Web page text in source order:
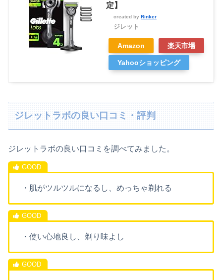
定】
created by Rinker
ジレット
Amazon 楽天市場
Yahooショッピング
ジレットラボの良い口コミ・評判
ジレットラボの良い口コミを調べてみました。
・肌がツルツルになるし、めっちゃ剃れる
・使い心地良し、剃り味よし